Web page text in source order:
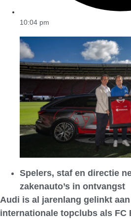
10:04 pm
Spelers, staf en directie
zakenauto’s in ontvangst
Audi is al jarenlang gelinkt
internationale topclubs als FC